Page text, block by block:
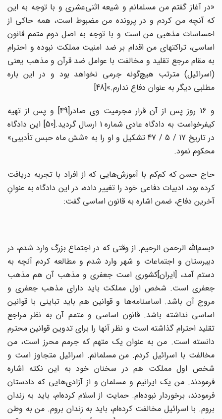
«در آغاز گفتم من مسلمانم و شیعه اثنی‌عشری و با توجه به این
که آنچه من کردم و در پرونده من مضبوط است، همه حاکی از
احساسات مذهبی من است و با توجه به اصل دوم متمم قانون
اساسی، تراکتهای من اقدام بر ضد امنیت مملکت نبوده و احترام
به مقام مرجع تقلید و مخالفت با عوامل ضد قرآن و مذهب یعنی
(اسرائیل) مترتب هیچ‌گونه جرمی نخواهد بود و در این باره
مطلبی دیگر به عنوان دفاع ندارم.»[48]
و 16 روز پس از آن قرار مجرمیت وی صادر[49] و پس از تهیه
کیفرخواست به دادگاه عادی شماره 1 ارسال گردید.[50] این دادگاه
در تاریخ 17 / 5 / 47 تشکیل و او را به «شش ماه حبس تأدیبی»
محکوم نمود.
حاج حسن که کم‌کم با آموزش‌هایی که از افراد با تجربه دریافت
کرده بود، ادبیات دفاعی خود را تغییر داده، در این دادگاه به عنوانِ
آخرین دفاع، ضمن اشاره به قانون اساسی گفت:
«بسم‌الله الرحمن الرحیم. از وقتی که در اجتماع بزرگ وارد شدم، در
دبیرستان و اجتماعات و شهر وارد شدم و مطالعه کردم آنچه به
دستم آمد، [ایران]کشوری است جعفری و مذهب آن هم مذهب
جعفری است. شخص اول مملکت باید دارای مذهب جعفری و
مروج آن باشد. اساسنامه‌ها و قوانین هم باید تباینی با قوانین
اساسی نداشته باشد. قانون اساسی و متمم آن به نظر مراجع
تقلید احترام گذاشته است و نظر آنها را برای تدوین قوانین محترم
دانسته است. من به عنوان یک متهم که جرمم محرز است، من
مخالفت با اسرائیل کردم. من مسلمانم. اسرائیل متجاوز است و
شخص اول مملکت هم در سخنان خود به این نکته اشاره
فرمودند. من یک ایرانیم و مسلمان و از آزادی‌هایی که دادستان
فرمودند، برخوردار نبوده‌ام. حمایت از اسلام کرده‌ام، باید به زندان
بروم. با اسرائیل مخالفت کرده‌ام، باید به زندان بروم. من به وطن